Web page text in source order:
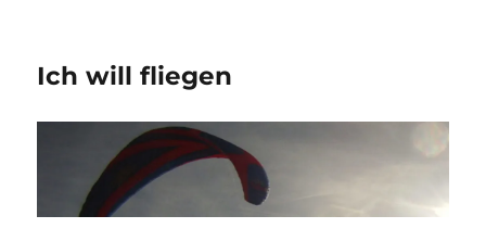
Ich will fliegen